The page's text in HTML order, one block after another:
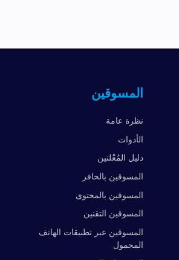
المسوقين
نظرة عامة
الأدوات
دليل المُعْلنين
المسوقين بالحافز
المسوقين بالمحتوى
المسوقين التقنين
المسوقين عبر تطبيقات الهاتف
المحمول